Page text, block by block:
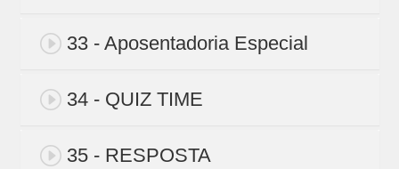
33 - Aposentadoria Especial
34 - QUIZ TIME
35 - RESPOSTA